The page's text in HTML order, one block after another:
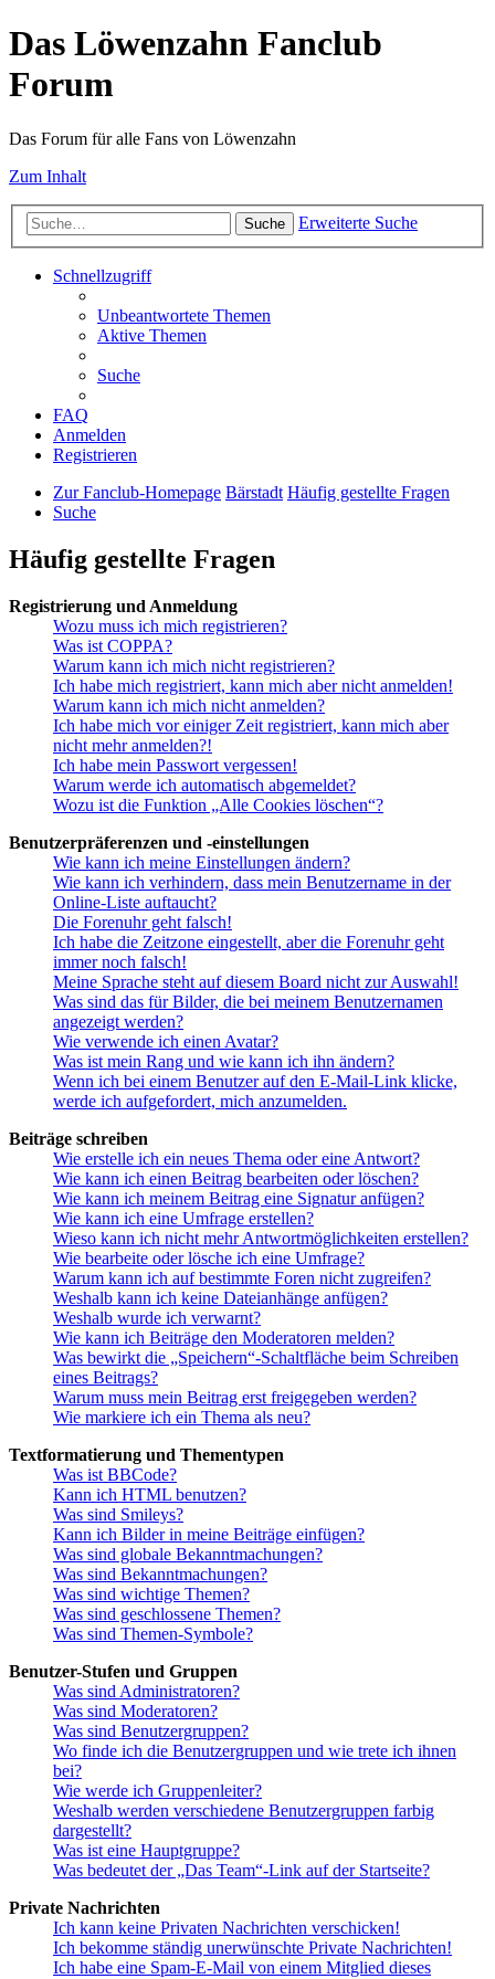
Das Löwenzahn Fanclub
Forum
Das Forum für alle Fans von Löwenzahn
Zum Inhalt
Suche Erweiterte Suche
Schnellzugriff
Unbeantwortete Themen
Aktive Themen
Suche
FAQ
Anmelden
Registrieren
Zur Fanclub-Homepage Bärstadt Häufig gestellte Fragen
Suche
Häufig gestellte Fragen
Registrierung und Anmeldung
Wozu muss ich mich registrieren?
Was ist COPPA?
Warum kann ich mich nicht registrieren?
Ich habe mich registriert, kann mich aber nicht anmelden!
Warum kann ich mich nicht anmelden?
Ich habe mich vor einiger Zeit registriert, kann mich aber
nicht mehr anmelden?!
Ich habe mein Passwort vergessen!
Warum werde ich automatisch abgemeldet?
Wozu ist die Funktion „Alle Cookies löschen“?
Benutzerpräferenzen und -einstellungen
Wie kann ich meine Einstellungen ändern?
Wie kann ich verhindern, dass mein Benutzername in der
Online-Liste auftaucht?
Die Forenuhr geht falsch!
Ich habe die Zeitzone eingestellt, aber die Forenuhr geht
immer noch falsch!
Meine Sprache steht auf diesem Board nicht zur Auswahl!
Was sind das für Bilder, die bei meinem Benutzernamen
angezeigt werden?
Wie verwende ich einen Avatar?
Was ist mein Rang und wie kann ich ihn ändern?
Wenn ich bei einem Benutzer auf den E-Mail-Link klicke,
werde ich aufgefordert, mich anzumelden.
Beiträge schreiben
Wie erstelle ich ein neues Thema oder eine Antwort?
Wie kann ich einen Beitrag bearbeiten oder löschen?
Wie kann ich meinem Beitrag eine Signatur anfügen?
Wie kann ich eine Umfrage erstellen?
Wieso kann ich nicht mehr Antwortmöglichkeiten erstellen?
Wie bearbeite oder lösche ich eine Umfrage?
Warum kann ich auf bestimmte Foren nicht zugreifen?
Weshalb kann ich keine Dateianhänge anfügen?
Weshalb wurde ich verwarnt?
Wie kann ich Beiträge den Moderatoren melden?
Was bewirkt die „Speichern“-Schaltfläche beim Schreiben
eines Beitrags?
Warum muss mein Beitrag erst freigegeben werden?
Wie markiere ich ein Thema als neu?
Textformatierung und Thementypen
Was ist BBCode?
Kann ich HTML benutzen?
Was sind Smileys?
Kann ich Bilder in meine Beiträge einfügen?
Was sind globale Bekanntmachungen?
Was sind Bekanntmachungen?
Was sind wichtige Themen?
Was sind geschlossene Themen?
Was sind Themen-Symbole?
Benutzer-Stufen und Gruppen
Was sind Administratoren?
Was sind Moderatoren?
Was sind Benutzergruppen?
Wo finde ich die Benutzergruppen und wie trete ich ihnen
bei?
Wie werde ich Gruppenleiter?
Weshalb werden verschiedene Benutzergruppen farbig
dargestellt?
Was ist eine Hauptgruppe?
Was bedeutet der „Das Team“-Link auf der Startseite?
Private Nachrichten
Ich kann keine Privaten Nachrichten verschicken!
Ich bekomme ständig unerwünschte Private Nachrichten!
Ich habe eine Spam-E-Mail von einem Mitglied dieses